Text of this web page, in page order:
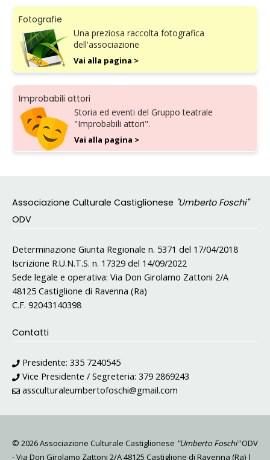
Fotografie
Una preziosa raccolta fotografica
dell'associazione
Vai alla pagina >
Improbabili attori
Storia ed eventi del Gruppo teatrale
"Improbabili attori".
Vai alla pagina >
Associazione Culturale Castiglionese "Umberto Foschi"
ODV
Determinazione Giunta Regionale n. 5371 del 17/04/2018
Iscrizione R.U.N.T.S. n. 17329 del 14/09/2022
Sede legale e operativa: Via Don Girolamo Zattoni 2/A
48125 Castiglione di Ravenna (Ra)
C.F. 92043140398
Contatti
Presidente: 335 7240545
Vice Presidente / Segreteria: 379 2869243
assculturaleumbertofoschi@gmail.com
© 2026 Associazione Culturale Castiglionese "Umberto Foschi"ODV
- Via Don Girolamo Zattoni 2/A 48125 Castiglione di Ravenna (Ra) |